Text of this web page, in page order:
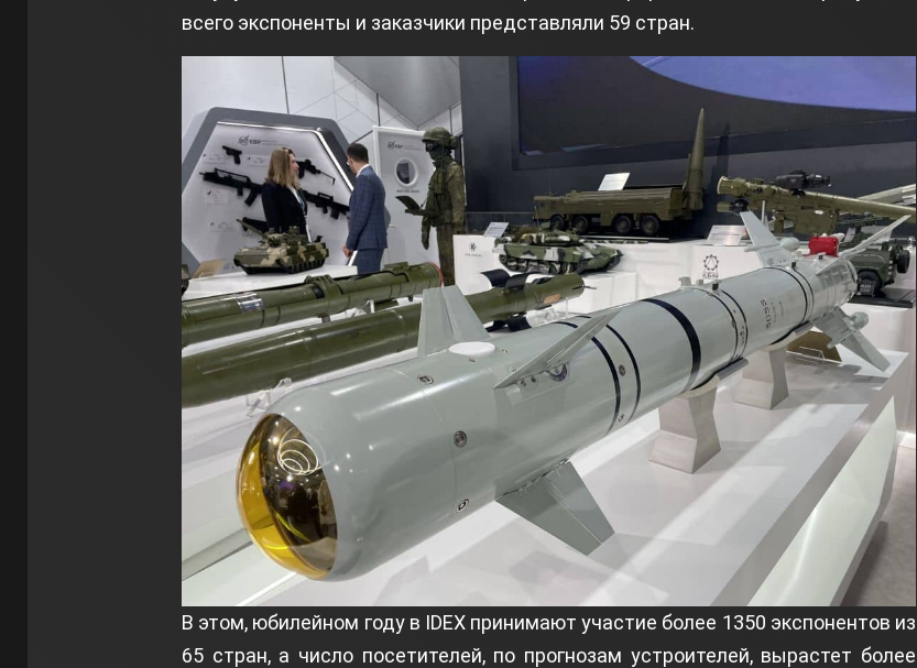
всего экспоненты и заказчики представляли 59 стран.
В этом, юбилейном году в IDEХ принимают участие более 1350 экспонентов из
65 стран, а число посетителей, по прогнозам устроителей, вырастет более